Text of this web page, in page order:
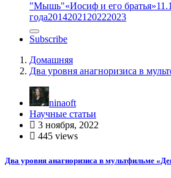
"Мышь"«Иосиф и его братья»
года2014202120222023
Subscribe
Домашняя
Два уровня анагноризиса в
ninaoft
Научные статьи
3 ноября, 2022
445 views
Два уровня анагноризиса в мультфильме